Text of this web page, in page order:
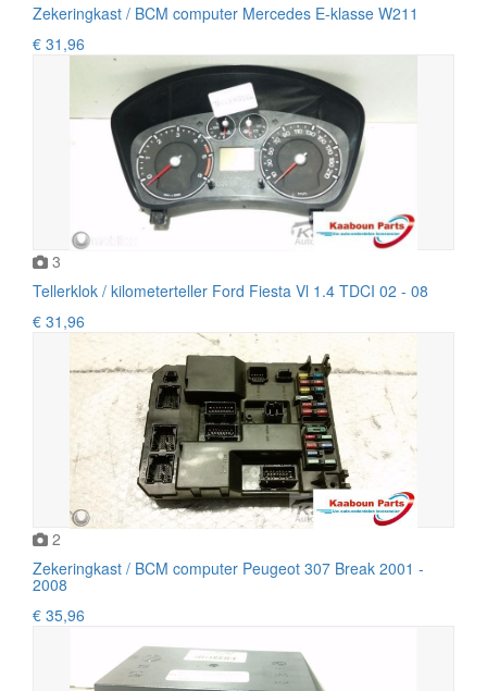
Zekeringkast / BCM computer Mercedes E-klasse W211
€ 31,96
3
Tellerklok / kilometerteller Ford Fiesta Vl 1.4 TDCI 02 - 08
€ 31,96
2
Zekeringkast / BCM computer Peugeot 307 Break 2001 -
2008
€ 35,96